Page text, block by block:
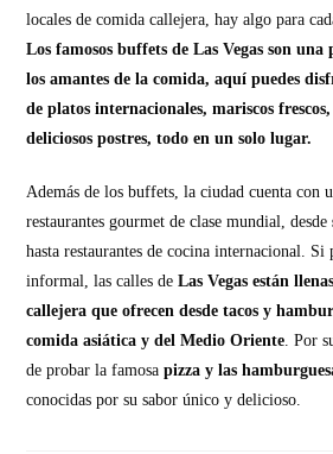
locales de comida callejera, hay algo para
Los famosos buffets de Las Vegas son
los amantes de la comida, aquí puedes
de platos internacionales, mariscos
deliciosos postres, todo en un solo lugar.
Además de los buffets, la ciudad cuenta con
restaurantes gourmet de clase mundial, desde
hasta restaurantes de cocina internacional. Si
informal, las calles deLas Vegas están
callejera que ofrecen desde tacos y
comida asiática y del Medio Oriente. Por
de probar la famosapizza y las
conocidas por su sabor único y delicioso.